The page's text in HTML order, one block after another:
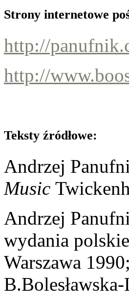
Strony internetowe
http://
http://
Teksty źródłowe:
Andrzej
Music
Andrzej
wydania
Warszawa 1990;